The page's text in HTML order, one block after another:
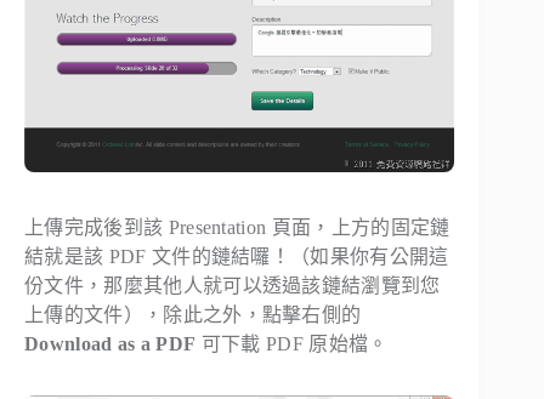
上傳完成後到該 Presentation 頁面，上方的固定鏈
結就是該 PDF 文件的鏈結囉！（如果你有公開這
份文件，那麼其他人就可以透過該鏈結瀏覽到您
上傳的文件），除此之外，點擊右側的
Download as a PDF 可下載 PDF 原始檔。